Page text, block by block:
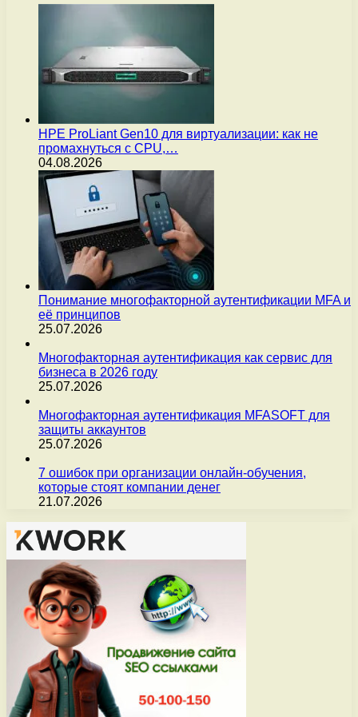
HPE ProLiant Gen10 для виртуализации: как не
промахнуться с CPU,…
04.08.2026
Понимание многофакторной аутентификации MFA и
её принципов
25.07.2026
Многофакторная аутентификация как сервис для
бизнеса в 2026 году
25.07.2026
Многофакторная аутентификация MFASOFT для
защиты аккаунтов
25.07.2026
7 ошибок при организации онлайн-обучения,
которые стоят компании денег
21.07.2026